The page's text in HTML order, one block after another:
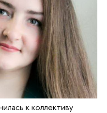
к коллективу